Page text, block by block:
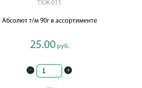
ТХЖ 015
Абсолют т/м 90г в ассортименте
25.00руб.
- +